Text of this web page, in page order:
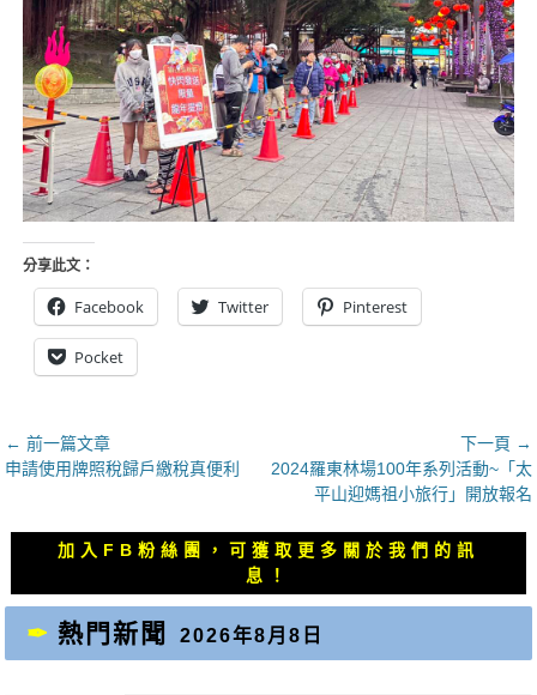
分享此文：
Facebook Twitter Pinterest
Pocket
文
章
覽
← 前一篇文章
上
申請使用牌照稅歸戶繳稅真便利
下一頁 →
下
文
章：
2024羅東林場100年系列活動~「太
平山迎媽祖小旅行」開放報名
加入FB粉絲團，可獲取更多關於我們的訊
息！
熱門新聞 2026年8月8日